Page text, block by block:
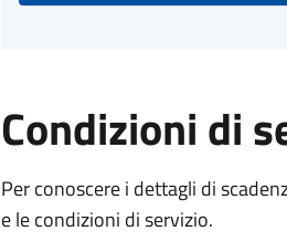
Condizioni di
Per conoscere i dettagli di
e le condizioni di servizio.